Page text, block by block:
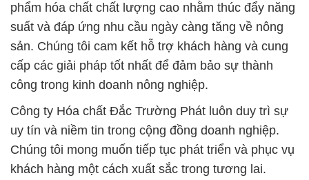
phẩm hóa chất chất lượng cao nhằm thúc đẩy năng
suất và đáp ứng nhu cầu ngày càng tăng về nông
sản. Chúng tôi cam kết hỗ trợ khách hàng và cung
cấp các giải pháp tốt nhất để đảm bảo sự thành
công trong kinh doanh nông nghiệp.
Công ty Hóa chất Đắc Trường Phát luôn duy trì sự
uy tín và niềm tin trong cộng đồng doanh nghiệp.
Chúng tôi mong muốn tiếp tục phát triển và phục vụ
khách hàng một cách xuất sắc trong tương lai.